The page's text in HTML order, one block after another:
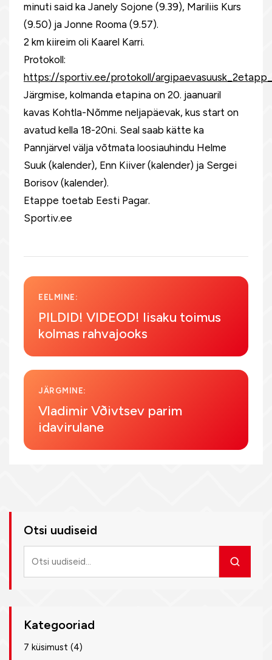
minuti said ka Janely Sojone (9.39), Mariliis Kurs
(9.50) ja Jonne Rooma (9.57).
2 km kiireim oli Kaarel Karri.
Protokoll:
https://sportiv.ee/protokoll/
Järgmise, kolmanda etapina on 20. jaanuaril
kavas Kohtla-Nõmme neljapäevak, kus start on
avatud kella 18-20ni. Seal saab kätte ka
Pannjärvel välja võtmata loosiauhindu Helme
Suuk (kalender), Enn Kiiver (kalender) ja Sergei
Borisov (kalender).
Etappe toetab Eesti Pagar.
Sportiv.ee
EELMINE:
PILDID! VIDEOD! Iisaku toimus
kolmas rahvajooks
JÄRGMINE:
Vladimir Vðivtsev parim
idavirulane
Otsi uudiseid
uudiseid
Kategooriad
7 küsimust (4)